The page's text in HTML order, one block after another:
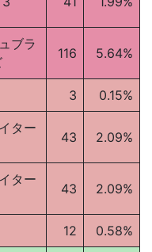
ブラ
116 5.64%
3 0.15%
ター
43 2.09%
ター
43 2.09%
12 0.58%